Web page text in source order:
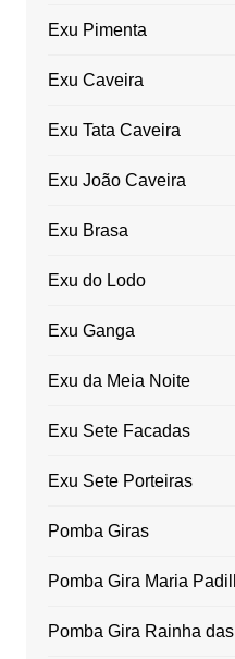
Exu Pimenta
Exu Caveira
Exu Tata Caveira
Exu João Caveira
Exu Brasa
Exu do Lodo
Exu Ganga
Exu da Meia Noite
Exu Sete Facadas
Exu Sete Porteiras
Pomba Giras
Pomba Gira Maria
Pomba Gira Rainha